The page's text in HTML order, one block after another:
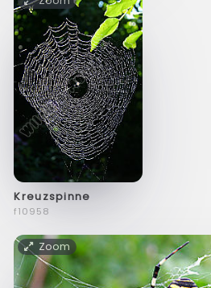
Kreuzspinne
f10958
Zoom